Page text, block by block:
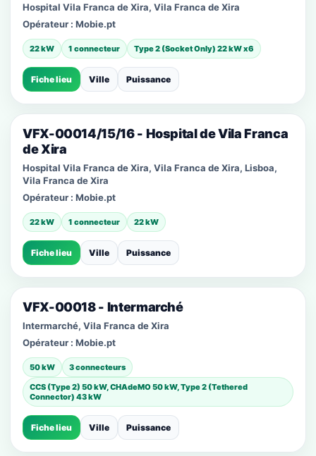
Hospital Vila Franca de Xira, Vila Franca de Xira
Opérateur : Mobie.pt
22 kW 1 connecteur Type 2 (Socket Only) 22 kW x6
Fiche lieu Ville Puissance
VFX-00014/15/16 - Hospital de Vila Franca
de Xira
Hospital Vila Franca de Xira, Vila Franca de Xira, Lisboa,
Vila Franca de Xira
Opérateur : Mobie.pt
22 kW 1 connecteur 22 kW
Fiche lieu Ville Puissance
VFX-00018 - Intermarché
Intermarché, Vila Franca de Xira
Opérateur : Mobie.pt
50 kW
3 connecteurs
CCS (Type 2) 50 kW, CHAdeMO 50 kW, Type 2 (Tethered
Connector) 43 kW
Fiche lieu Ville Puissance